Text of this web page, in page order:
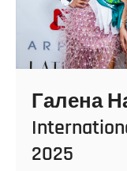
Галена
2025